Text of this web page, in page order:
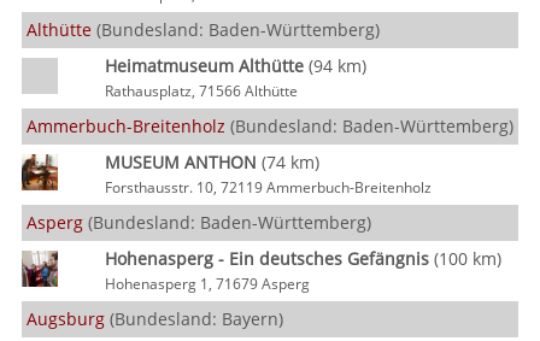
Althütte (Bundesland: Baden-Württemberg)
Heimatmuseum Althütte(94 km)
Rathausplatz, 71566 Althütte
Ammerbuch-Breitenholz (Bundesland: Baden-Württemberg)
MUSEUM ANTHON (74 km)
Forsthausstr. 10, 72119 Ammerbuch-Breitenholz
Asperg (Bundesland: Baden-Württemberg)
Hohenasperg - Ein deutsches Gefängnis(100 km)
Hohenasperg 1, 71679 Asperg
Augsburg (Bundesland: Bayern)